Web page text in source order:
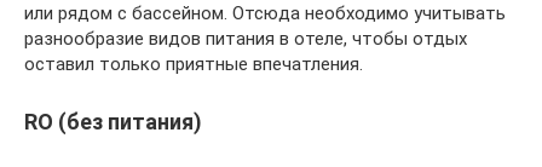
или рядом с бассейном. Отсюда необходимо учитывать
разнообразие видов питания в отеле, чтобы отдых
оставил только приятные впечатления.
RO (без питания)